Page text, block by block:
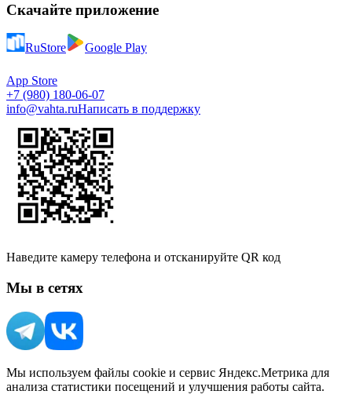
Скачайте приложение
RuStore Google Play
App Store
+7 (980) 180-06-07
info@vahta.ruНаписать в поддержку
Наведите камеру телефона и отсканируйте QR код
Мы в сетях
Мы используем файлы cookie и сервис Яндекс.Метрика для
анализа статистики посещений и улучшения работы сайта.